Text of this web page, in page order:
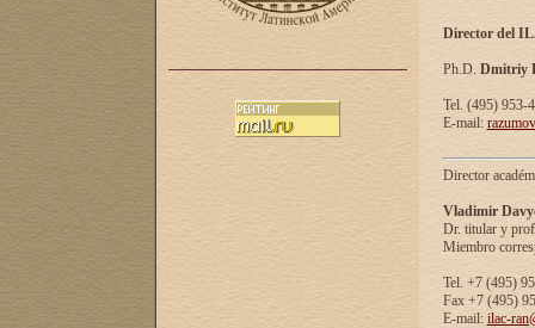
Director del
Ph.D. Dmitriy
Tel. (495) 953-
E-mail:
Director
Vladimir
Dr. titular y
Miembro
Tel. +7 (495)
Fax +7 (495)
E-mail: ilac-